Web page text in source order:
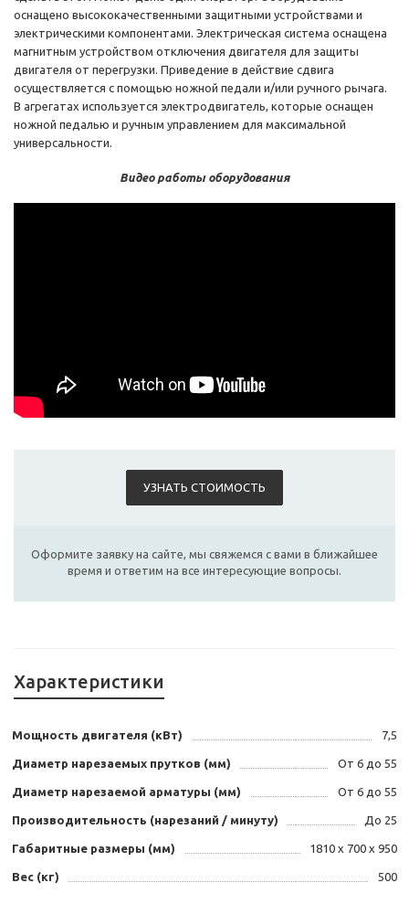
оснащено высококачественными защитными устройствами и
электрическими компонентами. Электрическая система оснащена
магнитным устройством отключения двигателя для защиты
двигателя от перегрузки. Приведение в действие сдвига
осуществляется с помощью ножной педали и/или ручного рычага.
В агрегатах используется электродвигатель, которые оснащен
ножной педалью и ручным управлением для максимальной
универсальности.
Видео работы оборудования
УЗНАТЬ СТОИМОСТЬ
Оформите заявку на сайте, мы свяжемся с вами в ближайшее
время и ответим на все интересующие вопросы.
Характеристики
Мощность двигателя (кВт) 7,5
Диаметр нарезаемых прутков (мм) От 6 до 55
Диаметр нарезаемой арматуры (мм) От 6 до 55
Производительность (нарезаний / минуту) До 25
Габаритные размеры (мм) 1810 х 700 х 950
Вес (кг) 500